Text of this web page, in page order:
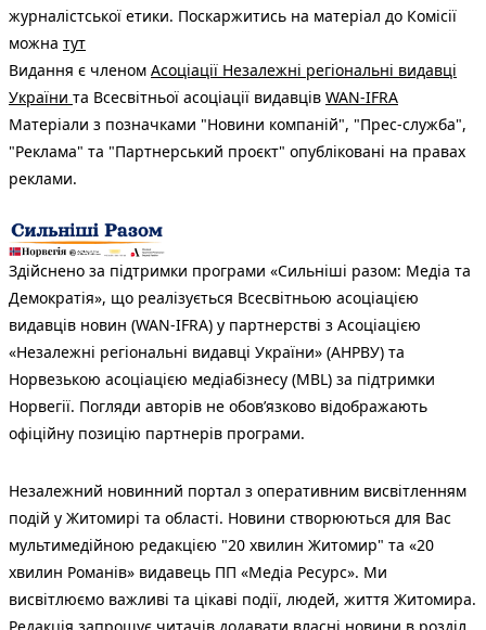
журналістської етики. Поскаржитись на матеріал до Комісії
можна тут
Видання є членом Асоціації Незалежні регіональні видавці
України та Всесвітньої асоціації видавців WAN-IFRA
Матеріали з позначками "Новини компаній", "Прес-служба",
"Реклама" та "Партнерський проєкт" опубліковані на правах
реклами.
Здійснено за підтримки програми «Сильніші разом: Медіа та
Демократія», що реалізується Всесвітньою асоціацією
видавців новин (WAN-IFRA) у партнерстві з Асоціацією
«Незалежні регіональні видавці України» (АНРВУ) та
Норвезькою асоціацією медіабізнесу (MBL) за підтримки
Норвегії. Погляди авторів не обов’язково відображають
офіційну позицію партнерів програми.
Незалежний новинний портал з оперативним висвітленням
подій у Житомирі та області. Новини створюються для Вас
мультимедійною редакцією "20 хвилин Житомир" та «20
хвилин Романів» видавець ПП «Медіа Ресурс». Ми
висвітлюємо важливі та цікаві події, людей, життя Житомира.